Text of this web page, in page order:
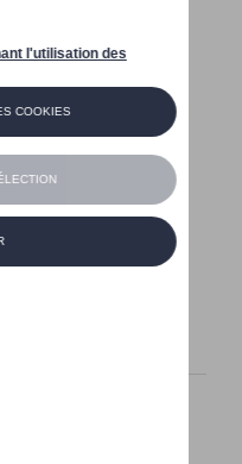
Youtube
Instagram
(incl. btw), exclusief
informatie over de
installatiekosten kunt u
/ agent. De
kennisgeving